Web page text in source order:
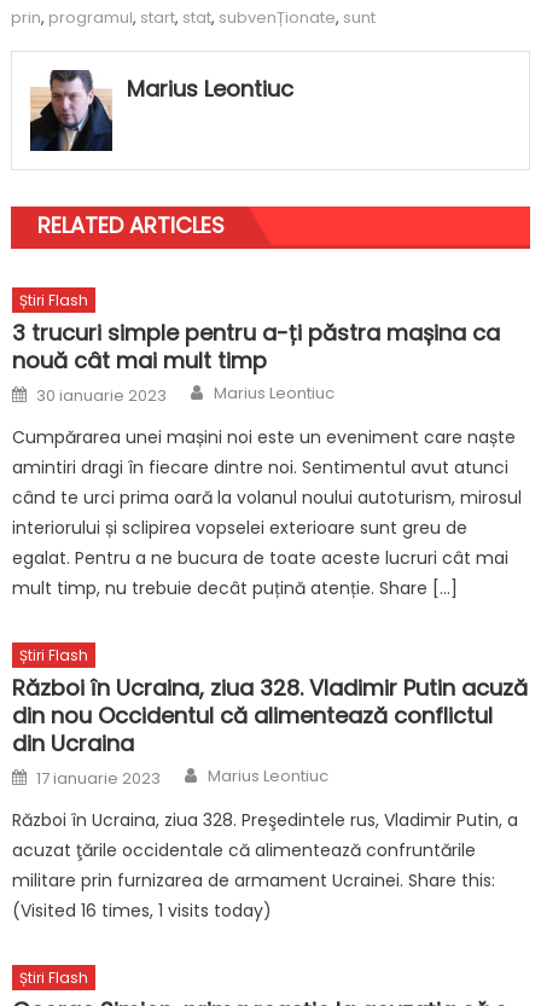
prin, programul, start, stat, subvenȚionate, sunt
Marius Leontiuc
RELATED ARTICLES
Știri Flash
3 trucuri simple pentru a-ți păstra mașina ca
nouă cât mai mult timp
Posted
on
30 ianuarie 2023 Author
Marius Leontiuc
Cumpărarea unei mașini noi este un eveniment care naște
amintiri dragi în fiecare dintre noi. Sentimentul avut atunci
când te urci prima oară la volanul noului autoturism, mirosul
interiorului și sclipirea vopselei exterioare sunt greu de
egalat. Pentru a ne bucura de toate aceste lucruri cât mai
mult timp, nu trebuie decât puțină atenție. Share […]
Știri Flash
Război în Ucraina, ziua 328. Vladimir Putin acuză
din nou Occidentul că alimentează conflictul
din Ucraina
Posted
on
17 ianuarie 2023 Author
Marius Leontiuc
Război în Ucraina, ziua 328. Preşedintele rus, Vladimir Putin, a
acuzat ţările occidentale că alimentează confruntările
militare prin furnizarea de armament Ucrainei. Share this:
(Visited 16 times, 1 visits today)
Știri Flash